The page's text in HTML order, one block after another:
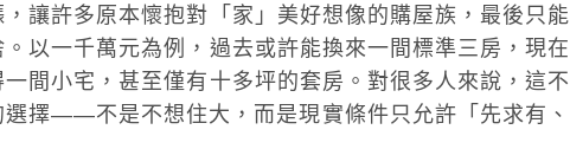
？
買
小
宅
讓許多原本懷抱對「家」美好想像的購屋族，最後只能
以一千萬元為例，過去或許能換來一間標準三房，現在
間小宅，甚至僅有十多坪的套房。對很多人來說，這不
選擇——不是不想住大，而是現實條件只允許「先求有、